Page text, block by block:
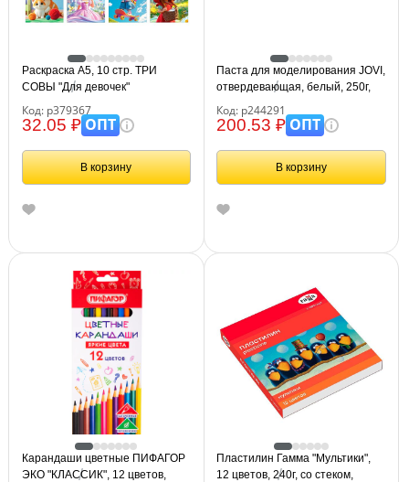
Раскраска А5, 10 стр. ТРИ
СОВЫ "Для девочек"
Код: р379367
32.05 ₽ОПТ
В корзину
Паста для моделирования JOVI,
отвердевающая, белый, 250г,
Код: р244291
200.53 ₽ОПТ
В корзину
Карандаши цветные ПИФАГОР
ЭКО "КЛАССИК", 12 цветов,
Пластилин Гамма "Мультики",
12 цветов, 240г, со стеком,